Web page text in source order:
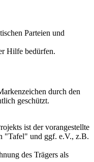
Parteien und
Hilfe bedürfen.
durch den
geschützt.
ist der vorangestellte
"Tafel" und ggf. e.V., z.B.
des Trägers als